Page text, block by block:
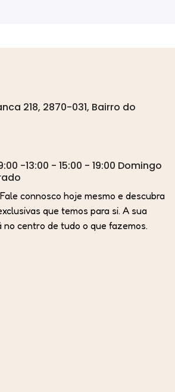
218, 2870-031, Bairro do
-13:00 - 15:00 - 19:00 Domingo
connosco hoje mesmo e descubra
que temos para si. A sua
no centro de tudo o que fazemos.